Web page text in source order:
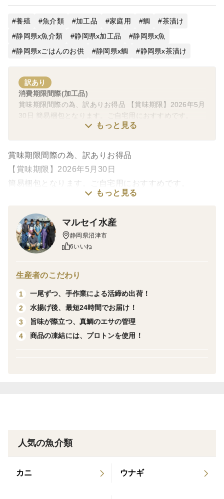
養殖 魚介類 加工品 家庭用 鯛
茶漬け
静岡県x魚介類
静岡県x加工品
静岡県x魚
静岡県xごはんのお供
静岡県x鯛 静岡県x茶漬け
訳あり
消費期限間際(加工品)
賞味期限間際の為、訳ありお得品 【賞味期限】2026年5月
30日 簡易梱包となります。ご自宅用におすすめです。
もっと見る
賞味期限間際の為、訳ありお得品
【賞味期限】2026年5月30日
簡易梱包となります。ご自宅用におすすめです。
【内容】
沼津産真鯛のごま茶漬け50g×4袋
るのでもっちりとした食感を楽しめます。
解凍後、そのままご飯にのせて鯛ごまだれ丼としてもお
すすめです。
お好みで黄卵や薬味と一緒にお召し上がり下さい。
②熱々のあたたかいご飯にのせる
い。
もっと見る
マルセイ水産
静岡県沼津市
6いいね
生産者のこだわり
1
一尾ずつ、手作業による活締め出荷！
2
水揚げ後、最短24時間でお届け！
3
旨味が際立つ、真鯛のエサの管理
4
商品の凍結には、プロトンを使用！
人気の魚介類
カニ ウナギ